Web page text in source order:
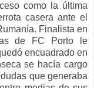
como la última
casera ante el
Finalista en
de FC Porto le
encuadrado en
se hacía cargo
que generaba